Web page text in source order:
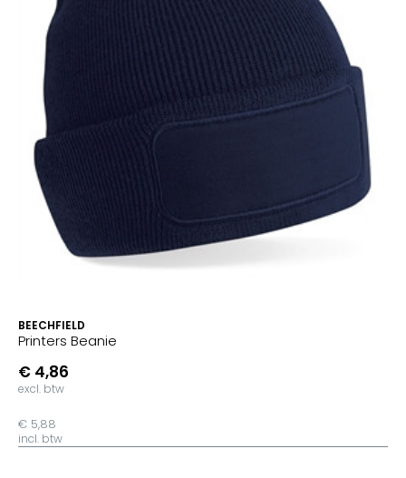
BEECHFIELD
Printers Beanie
€ 4,86
excl. btw
€ 5,88
incl. btw